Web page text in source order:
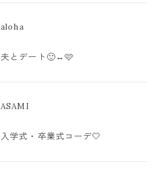
aloha
夫とデート🙂‍↔️🩷
ASAMI
入学式・卒業式コーデ🤍